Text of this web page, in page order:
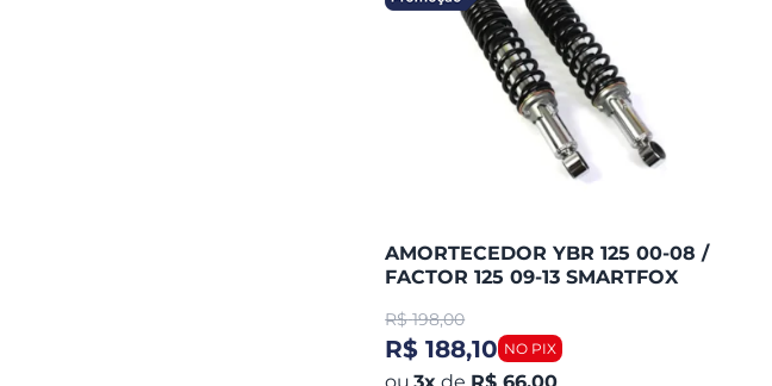
AMORTECEDOR YBR 125 00-08 /
FACTOR 125 09-13 SMARTFOX
R$ 198,00
R$ 188,10